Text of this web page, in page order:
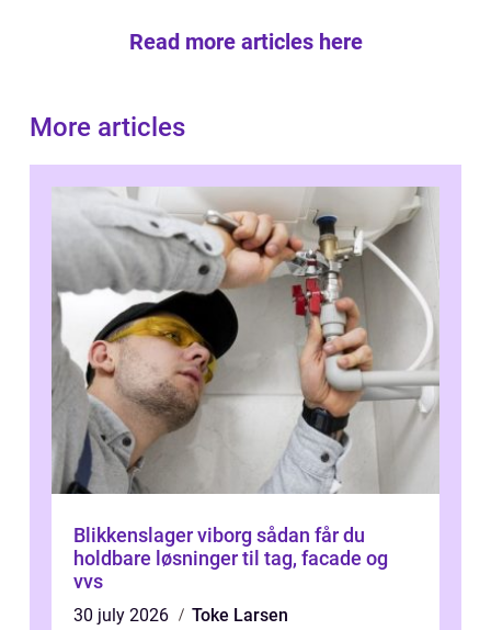
Read more articles here
More articles
Blikkenslager viborg sådan får du
holdbare løsninger til tag, facade og
vvs
30 july 2026
Toke Larsen